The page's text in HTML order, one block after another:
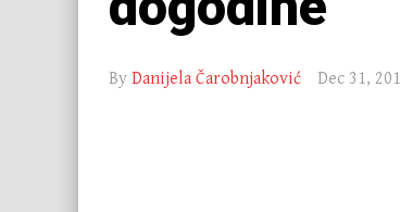
By Danijela Čarobnjaković Dec 31,